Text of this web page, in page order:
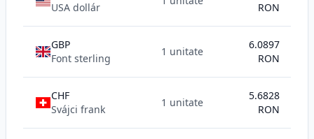
USA dollár
RON
GBP
Font sterling
1 unitate
6.0897
RON
CHF
Svájci frank
1 unitate
5.6828
RON